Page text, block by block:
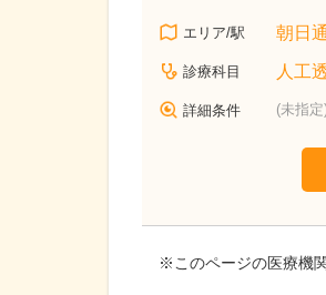
エリア/駅 朝日
診療科目 人工
詳細条件 (未指
※このページの医療機